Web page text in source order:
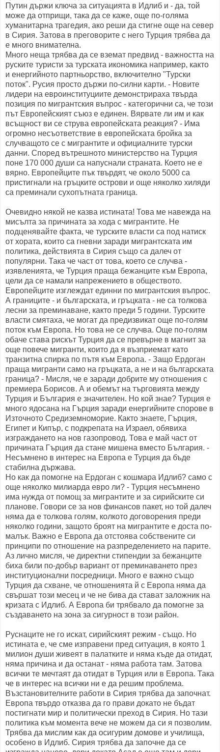
Путин държи ключа за ситуацията в Идлиб и - да, той
може да отприщи, така да се каже, още по-голяма
хуманитарна трагедия, ако реши да стигне още на север
в Сирия. Затова в преговорите с него Турция трябва да
е много внимателна.
Много неща трябва да се вземат предвид - важността на
руските туристи за турската икономика например, както
и енергийното партньорство, включително "Турски
поток". Русия просто държи по-силни карти. - Новите
лидери на евроинституциите демонстрираха твърда
позиция по мигрантския въпрос - категорични са, че този
път Европейският съюз е единен. Вярвате ли им и как
всъщност ви се струва европейската реакция? - Има
огромно несъответствие в европейската бройка за
случващото се с мигрантите и официалните турски
данни. Според вътрешното министерство на Турция
поне 170 000 души са напуснали страната. Което не е
вярно. Европейците пък твърдят, че около 5000 са
пристигнали на гръцките острови и още няколко хиляди
са преминали сухопътната граница.
Очевидно някой не казва истината! Това ме навежда на
мисълта за причината за хода с мигрантите. Не
подценявайте факта, че турските власти са под натиск
от хората, които са гневни заради мигрантската им
политика, действията в Сирия също са далеч от
популярни. Така че част от това, което се случва -
изявленията, че Турция праща бежанците към Европа,
цели да се намали напрежението в обществото.
Европейците изглеждат единни по мигрантския въпрос.
А границите - и българската, и гръцката - не са толкова
лесни за преминаване, както преди 5 години. Турските
власти смятаха, че могат да предизвикат още по-голям
поток към Европа. Но това не се случва. Още по-голям
обаче става рискът Турция да се превърне в магнит за
още повече мигранти, които да я възприемат като
транзитна спирка по пътя към Европа. - Защо Ердоган
праща мигранти само на гръцката, а не и на българската
граница? - Мисля, че е заради добрите му отношения с
премиера Борисов. А и обемът на търговията между
Турция и България е значителен. Но кой знае? Турция е
много ядосана на Гърция заради енергийните спорове в
Източното Средиземноморие. Както знаете, Гърция,
Египет и Кипър, с подкрепата на Израел, обявиха
изграждането на нов газопровод. Това е май част от
причината Гърция да стане мишена вместо България. -
Несъмнено в интерес на Европа е Турция да бъде
стабилна държава.
Но как да помогне на Ердоган с кошмара Идлиб? само с
още няколко милиарда евро ли? - Турция несъмнено
има нужда от помощ за мигрантите и за сирийските си
планове. Говори се за нов финансов пакет, но той далеч
няма да е толкова голям, колкото договорения преди
няколко години, защото броят на мигрантите е доста по-
малък. Важно е Европа да отстоява собствените си
принципи по отношение на разпределението на парите.
Аз лично мисля, че директни стипендии за бежанците
биха били по-добър вариант от преминаването през
институционални посредници. Много е важно също
Турция да схване, че отношенията й с Европа няма да
свършат този месец и че не бива да стават заложник на
кризата с Идлиб. А Европа би трябвало да помогне за
създаването на зона за сигурност в този район.
Руснаците не го искат, сирийският режим - също. Но
истината е, че сме изправени пред ситуация, в която 1
милион души живеят в палатките и няма къде да отидат,
няма причина и да останат - няма работа там. Затова
всички те мечтаят да отидат в Турция или в Европа. Така
че в интерес на всички ни е да решим проблема.
Възстановителните работи в Сирия трябва да започнат.
Европа твърдо отказва да го прави докато не бъдат
постигнати мир и политически преход в Сирия. Но тази
политика към момента вече не можем да си я позволим.
Трябва да мислим как да осигурим домове и училища,
особено в Идлиб. Сирия трябва да започне да се